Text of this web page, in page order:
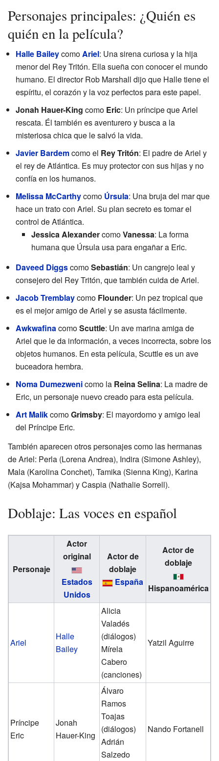
Personajes principales: ¿Quién es
quién en la película?
Halle BaileycomoAriel: Una sirena curiosa y la hija
menor del Rey Tritón. Ella sueña con conocer el mundo
humano. El director Rob Marshall dijo que Halle tiene el
espíritu, el corazón y la voz perfectos para este papel.
Jonah Hauer-King como Eric: Un príncipe que Ariel
rescata. Él también es aventurero y busca a la
misteriosa chica que le salvó la vida.
Javier Bardemcomo el Rey Tritón: El padre de Ariel y
el rey de Atlántica. Es muy protector con sus hijas y no
confía en los humanos.
Melissa McCarthycomo Úrsula: Una bruja del mar que
hace un trato con Ariel. Su plan secreto es tomar el
control de Atlántica.
Jessica AlexandercomoVanessa: La forma
humana que Úrsula usa para engañar a Eric.
Daveed DiggscomoSebastián: Un cangrejo leal y
consejero del Rey Tritón, que también cuida de Ariel.
Jacob Tremblaycomo Flounder: Un pez tropical que
es el mejor amigo de Ariel y se asusta fácilmente.
AwkwafinacomoScuttle: Un ave marina amiga de
Ariel que le da información, a veces incorrecta, sobre los
objetos humanos. En esta película, Scuttle es un ave
buceadora hembra.
Noma Dumezwenicomo la Reina Selina: La madre de
Eric, un personaje nuevo creado para esta película.
Art MalikcomoGrimsby: El mayordomo y amigo leal
del Príncipe Eric.
También aparecen otros personajes como las hermanas
de Ariel: Perla (Lorena Andrea), Indira (Simone Ashley),
Mala (Karolina Conchet), Tamika (Sienna King), Karina
(Kajsa Mohammar) y Caspia (Nathalie Sorrell).
Doblaje: Las voces en español
Personaje
Actor
original
Estados
Unidos
Actor de
doblaje
España
Actor de
doblaje
Hispanoamérica
Ariel
Halle
Bailey
Alicia
Valadés
(diálogos)
Mírela
Cabero
(canciones)
Yatzil Aguirre
Príncipe
Eric
Jonah
Hauer-King
Álvaro
Ramos
Toajas
(diálogos)
Adrián
Salzedo
Nando Fortanell